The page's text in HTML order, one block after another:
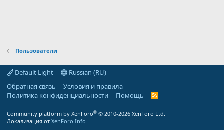
Пользователи
Default Light
Russian (RU)
Обратная связь
Условия и правила
Политика конфиденциальности
Помощь
R
Community platform by XenForo® © 2010-2026 XenForo Ltd.
Локализация от XenForo.Info